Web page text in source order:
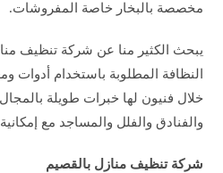
مخصصة بالبخار خاصة المفروشات.
يبحث الكثير منا عن شركة تنظيف
النظافة المطلوبة باستخدام أدوات
خلال فنيون لها خبرات طويلة
والفنادق والفلل والمساجد مع إمكانية
شركة تنظيف منازل بالقصيم